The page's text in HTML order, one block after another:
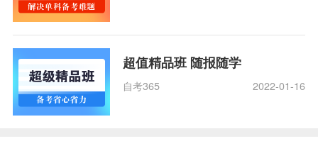
超值精品班 随报随学
自考365 2022-01-16